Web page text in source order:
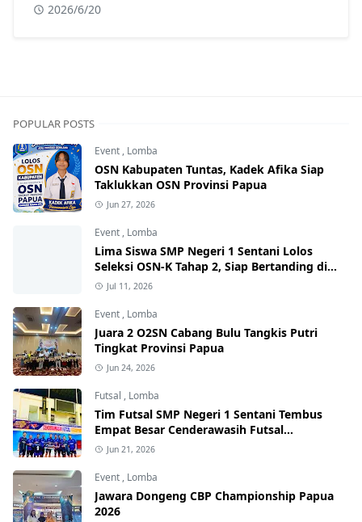
2026/6/20
POPULAR POSTS
Event , Lomba
OSN Kabupaten Tuntas, Kadek Afika Siap
Taklukkan OSN Provinsi Papua
Jun 27, 2026
Event , Lomba
Lima Siswa SMP Negeri 1 Sentani Lolos
Seleksi OSN-K Tahap 2, Siap Bertanding di
Tingkat Provinsi
Jul 11, 2026
Event , Lomba
Juara 2 O2SN Cabang Bulu Tangkis Putri
Tingkat Provinsi Papua
Jun 24, 2026
Futsal , Lomba
Tim Futsal SMP Negeri 1 Sentani Tembus
Empat Besar Cenderawasih Futsal
Championship Series I 2026
Jun 21, 2026
Event , Lomba
Jawara Dongeng CBP Championship Papua
2026